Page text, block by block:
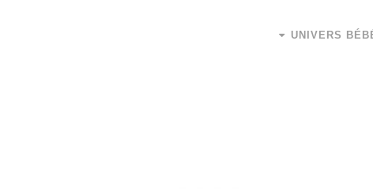
UNIVERS